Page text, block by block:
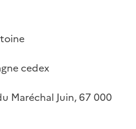
cedex
Maréchal Juin, 67 000